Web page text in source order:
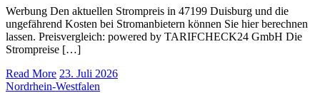
Werbung Den aktuellen Strompreis in 47199 Duisburg und die
ungefährend Kosten bei Stromanbietern können Sie hier berechnen
lassen. Preisvergleich: powered by TARIFCHECK24 GmbH Die
Strompreise […]
Read More 23. Juli 2026
Nordrhein-Westfalen